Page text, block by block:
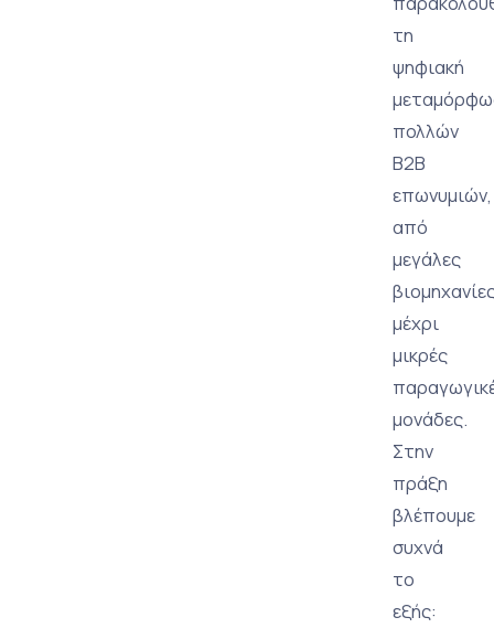
τη
ψηφιακή
πολλών
B2B
επωνυμιών,
από
μεγάλες
μέχρι
μικρές
μονάδες.
Στην
πράξη
βλέπουμε
συχνά
το
εξής: